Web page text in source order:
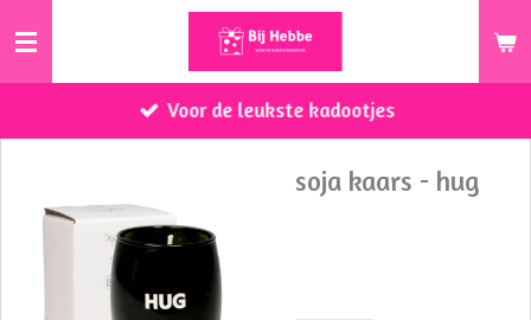
Ga
de
Voor de leukste kadootjes
soja kaars - hug